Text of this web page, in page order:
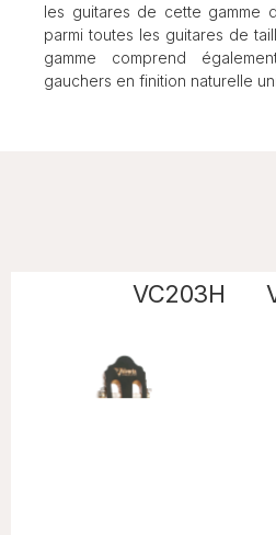
les guitares de cette gamme
parmi toutes les guitares de
gamme comprend
gauchers en finition naturelle
VC203H